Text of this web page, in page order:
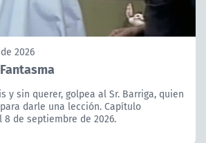
2026
y sin querer, golpea al Sr. Barriga, quien
darle una lección. Capítulo
de septiembre de 2026.